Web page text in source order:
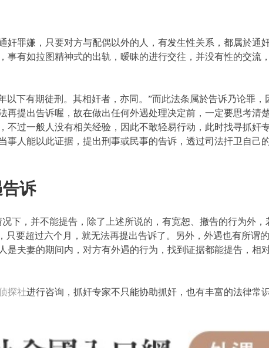
奸罪嫌，只要对方与配偶以外的人，有发生性关系，都属於通
事有如拉图精神式的出轨，暧昧的进行交往，并没有性的交流
以下有期徒刑。其相奸者，亦同。”而此法条属於告诉乃论罪
再提出告诉喔，故在做出任何外遇处理决定前，一定要思考清
不过一般人没有相关经验，因此不敢轻易行动，此时找寻抓奸
人能以此证据，提出刑事或民事的告诉，透过司法扞卫自己的
诉
下，并不能提告，除了上述所说的，有宽恕、撤告的行为外
只要超过六个月，就无法再提出告诉了。另外，外遇也有所谓
夫妻的期间内，对方有外遇的行为，找到证据都能提告，相
探社进行咨询，抓奸专家不只能协助抓奸，也有丰富的法律常